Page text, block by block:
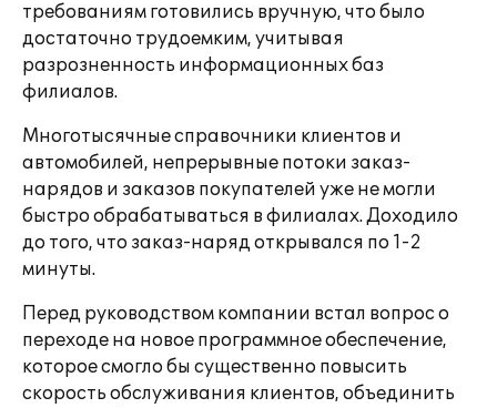
требованиям готовились вручную, что было
достаточно трудоемким, учитывая
разрозненность информационных баз
филиалов.
Многотысячные справочники клиентов и
автомобилей, непрерывные потоки заказ-
нарядов и заказов покупателей уже не могли
быстро обрабатываться в филиалах. Доходило
до того, что заказ-наряд открывался по 1-2
минуты.
Перед руководством компании встал вопрос о
переходе на новое программное обеспечение,
которое смогло бы существенно повысить
скорость обслуживания клиентов, объединить